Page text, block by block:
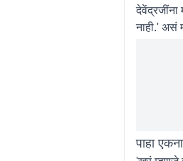
देवेंद्रजींना
नाही.' असं
पाहा